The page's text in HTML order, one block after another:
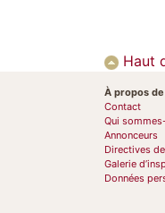
Haut
À propos
Contact
Qui
Annonceurs
Directives
Galerie
Données